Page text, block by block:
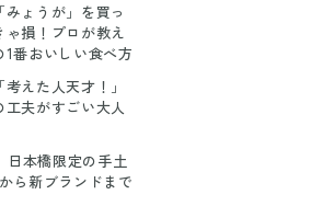
みょうが」を買っ
ゃ損！プロが教え
1番おいしい食べ方
考えた人天才！」
工夫がすごい大人
日本橋限定の手土
ら新ブランドまで